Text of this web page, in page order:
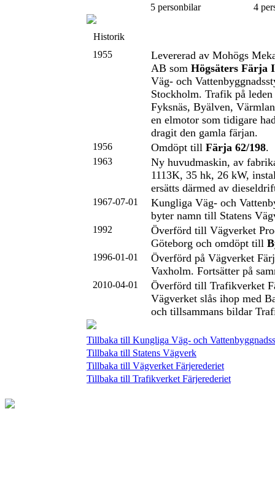
5 personbilar
4
Historik
1955
Levererad av Mohögs
AB som Högsäters Färja
Väg- och
Stockholm. Trafik på
Fyksnäs, Byälven,
en elmotor som tidigare
dragit den gamla färjan.
1956 Omdöpt till Färja 62/198.
1963
Ny huvudmaskin, av
1113K, 35 hk, 26 kW,
ersätts därmed av
1967-07-01
Kungliga Väg- och
byter namn till Statens
1992
Överförd till Vägverket
Göteborg och omdöpt till
1996-01-01
Överförd på Vägverket
Vaxholm. Fortsätter på
2010-04-01
Överförd till Trafikverket
Vägverket slås ihop med
och tillsammans bildar
Tillbaka till Kungliga Väg- och
Tillbaka till Statens Vägverk
Tillbaka till Vägverket Färjerederiet
Tillbaka till Trafikverket Färjerederiet